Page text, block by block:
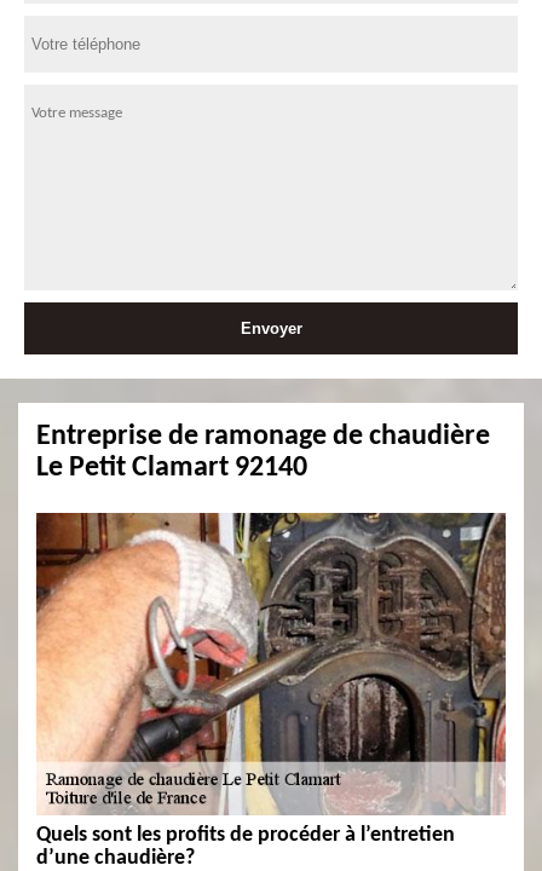
Entreprise de ramonage de chaudière
Le Petit Clamart 92140
Quels sont les profits de procéder à l’entretien
d’une chaudière?